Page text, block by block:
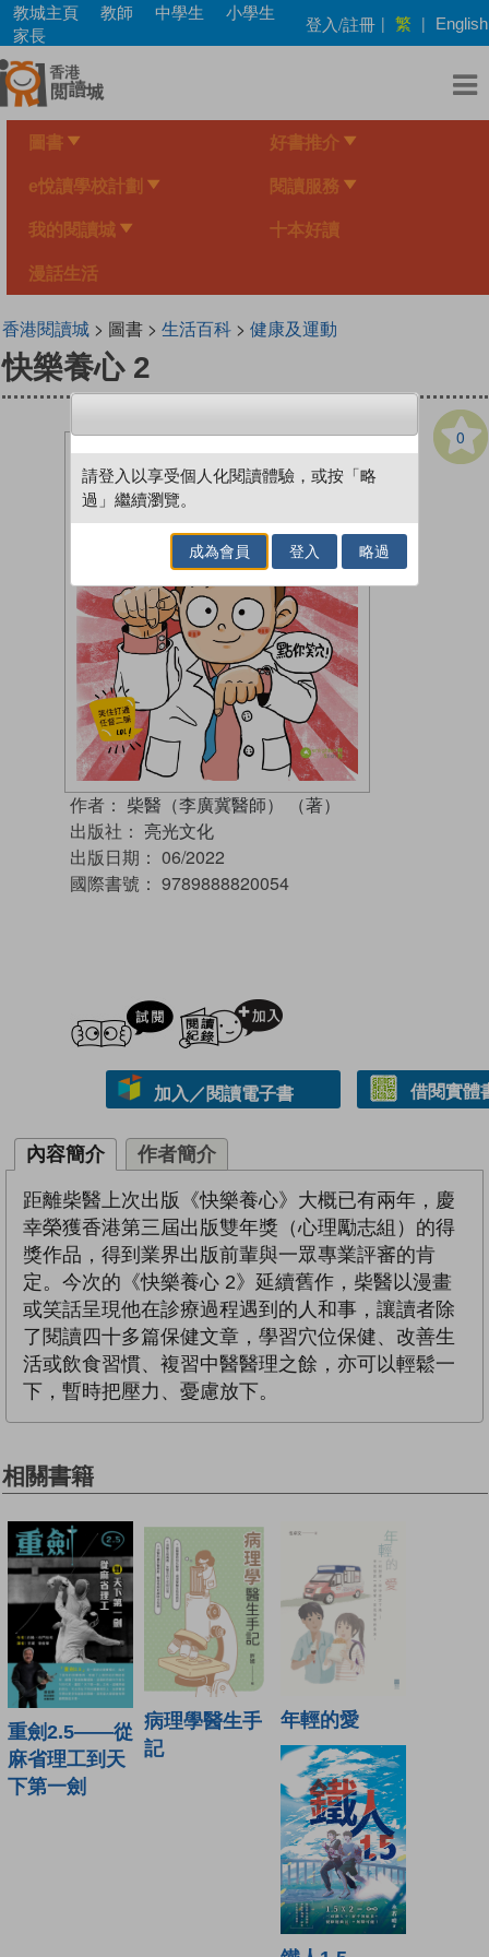
Skip
main
content
教城主頁 教師 中學生
小學生
家長
登入/註冊 | 繁 | English
圖書 好書推介
e悅讀學校計劃 閱讀服務
我的閱讀城 十本好讀
漫話生活
香港閱讀城> 圖書 > 生活百科> 健康及運動
快樂養心 2
0
作者： 柴醫（李廣冀醫師） （著）
出版社： 亮光文化
出版日期： 06/2022
國際書號： 9789888820054
試閲
加入／閱讀電子書 借閱實體
內容簡介 作者簡介
距離柴醫上次出版《快樂養心》大概已有兩年，慶
幸榮獲香港第三屆出版雙年獎（心理勵志組）的得
獎作品，得到業界出版前輩與一眾專業評審的肯
定。今次的《快樂養心 2》延續舊作，柴醫以漫畫
或笑話呈現他在診療過程遇到的人和事，讓讀者除
了閱讀四十多篇保健文章，學習穴位保健、改善生
活或飲食習慣、複習中醫醫理之餘，亦可以輕鬆一
下，暫時把壓力、憂慮放下。
相關書籍
重劍2.5——從
麻省理工到天
下第一劍
病理學醫生手
記
年輕的愛
請登入以享受個人化閱讀體驗，或按「略
過」繼續瀏覽。
成為會員 登入 略過